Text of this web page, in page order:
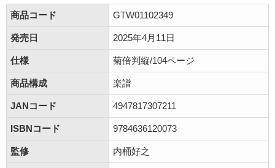
商品コード
GTW01102349
発売日 2025年4月11日
仕様 菊倍判縦/104ページ
商品構成 楽譜
JANコード 4947817307211
ISBNコード 9784636120073
監修 内桶好之